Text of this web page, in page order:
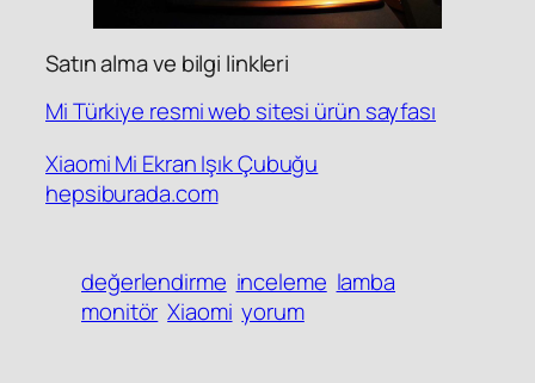
Satın alma ve bilgi linkleri
Mi Türkiye resmi web sitesi ürün sayfası
Xiaomi Mi Ekran Işık Çubuğu
hepsiburada.com
değerlendirme inceleme lamba
monitör Xiaomi yorum